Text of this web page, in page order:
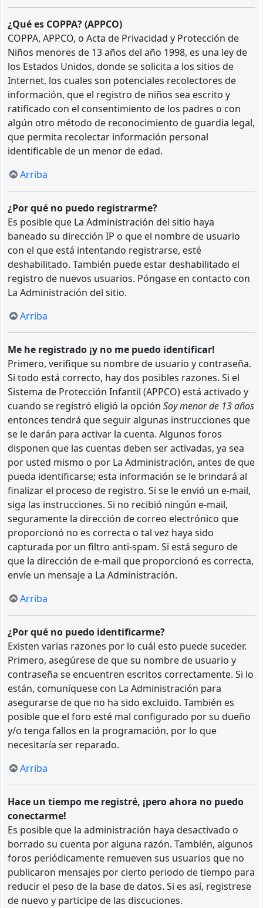
¿Qué es COPPA? (APPCO)
COPPA, APPCO, o Acta de Privacidad y Protección de
Niños menores de 13 años del año 1998, es una ley de
los Estados Unidos, donde se solicita a los sitios de
Internet, los cuales son potenciales recolectores de
información, que el registro de niños sea escrito y
ratificado con el consentimiento de los padres o con
algún otro método de reconocimiento de guardia legal,
que permita recolectar información personal
identificable de un menor de edad.
Arriba
¿Por qué no puedo registrarme?
Es posible que La Administración del sitio haya
baneado su dirección IP o que el nombre de usuario
con el que está intentando registrarse, esté
deshabilitado. También puede estar deshabilitado el
registro de nuevos usuarios. Póngase en contacto con
La Administración del sitio.
Arriba
Me he registrado ¡y no me puedo identificar!
Primero, verifique su nombre de usuario y contraseña.
Si todo está correcto, hay dos posibles razones. Si el
Sistema de Protección Infantil (APPCO) está activado y
cuando se registró eligió la opción Soy menor de 13 años
entonces tendrá que seguir algunas instrucciones que
se le darán para activar la cuenta. Algunos foros
disponen que las cuentas deben ser activadas, ya sea
por usted mismo o por La Administración, antes de que
pueda identificarse; esta información se le brindará al
finalizar el proceso de registro. Si se le envió un e-mail,
siga las instrucciones. Si no recibió ningún e-mail,
seguramente la dirección de correo electrónico que
proporcionó no es correcta o tal vez haya sido
capturada por un filtro anti-spam. Si está seguro de
que la dirección de e-mail que proporcionó es correcta,
envíe un mensaje a La Administración.
Arriba
¿Por qué no puedo identificarme?
Existen varias razones por lo cuál esto puede suceder.
Primero, asegúrese de que su nombre de usuario y
contraseña se encuentren escritos correctamente. Si lo
están, comuníquese con La Administración para
asegurarse de que no ha sido excluido. También es
posible que el foro esté mal configurado por su dueño
y/o tenga fallos en la programación, por lo que
necesitaría ser reparado.
Arriba
Hace un tiempo me registré, ¡pero ahora no puedo
conectarme!
Es posible que la administración haya desactivado o
borrado su cuenta por alguna razón. También, algunos
foros periódicamente remueven sus usuarios que no
publicaron mensajes por cierto periodo de tiempo para
reducir el peso de la base de datos. Si es así, registrese
de nuevo y participe de las discuciones.